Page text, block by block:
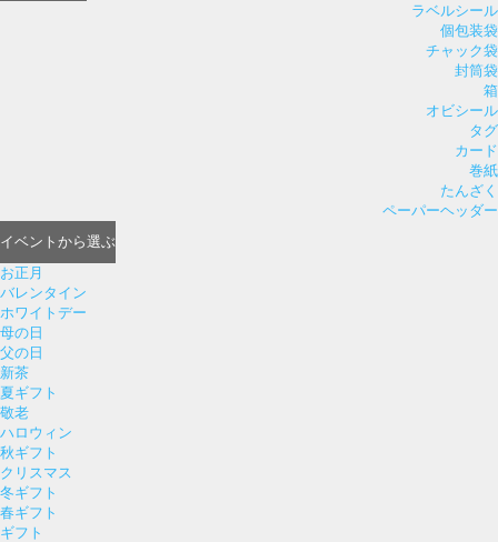
ラベルシール
個包装袋
チャック袋
封筒袋
箱
オビシール
タグ
カード
巻紙
たんざく
ペーパーヘッダー
イベント から選ぶ
お正月
バレンタイン
ホワイトデー
母の日
父の日
新茶
夏ギフト
敬老
ハロウィン
秋ギフト
クリスマス
冬ギフト
春ギフト
ギフト